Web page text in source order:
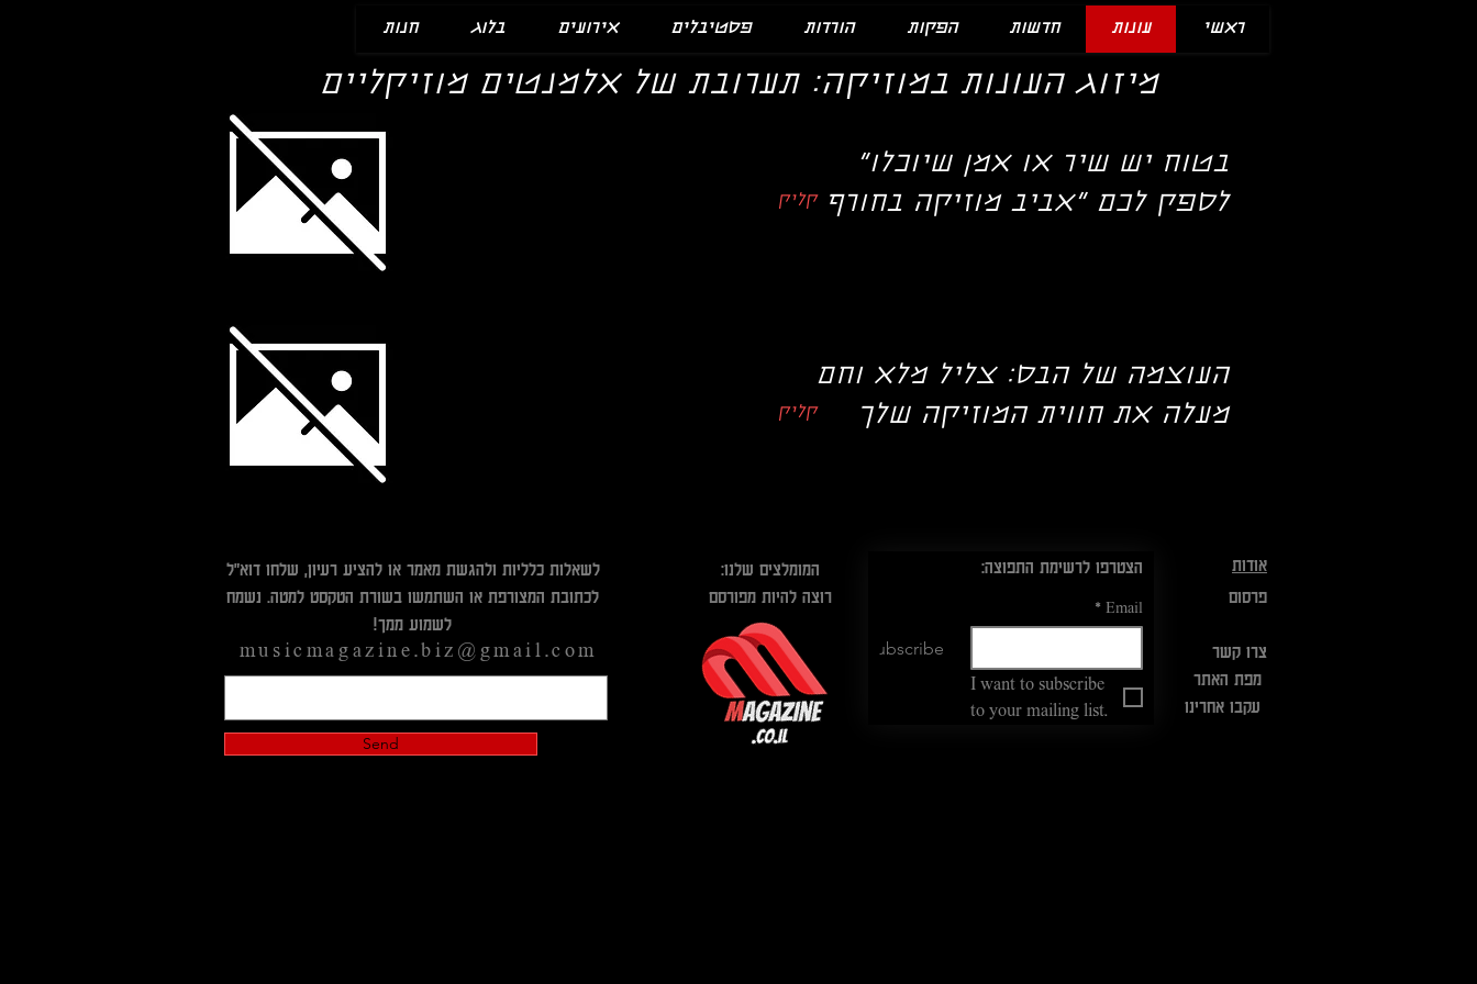
חנות בלוג אירועים פסטיבלים הורדות הפקות חדשות עונות ראשי
מיזוג העונות במוזיקה: תערובת של אלמנטים מוזיקליים
"בטוח יש שיר או אמן שיוכלו
לספק לכם "אביב מוזיקה בחורף
קליק
העוצמה של הבס: צליל מלא וחם
מעלה את חווית המוזיקה שלך
קליק
לשאלות כלליות ולהגשת מאמר או להציע רעיון, שלחו דוא"ל
לכתובת המצורפת או השתמשו בשורת הטקסט למטה. נשמח
לשמוע ממך!​
musicmagazine.biz@gmail.com
הצטרפו לרשימת התפוצה:
Email
*
Subscribe
I want to subscribe
to your mailing list.
המומלצים שלנו:
רוצה להיות מפורסם
Send
אודות
פרסום
צרו קשר
מפת האתר
עקבו אחרינו